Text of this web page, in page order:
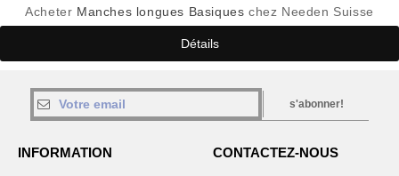
Acheter Manches longues Basiques chez Needen Suisse
Détails
s'abonner!
INFORMATION CONTACTEZ-NOUS